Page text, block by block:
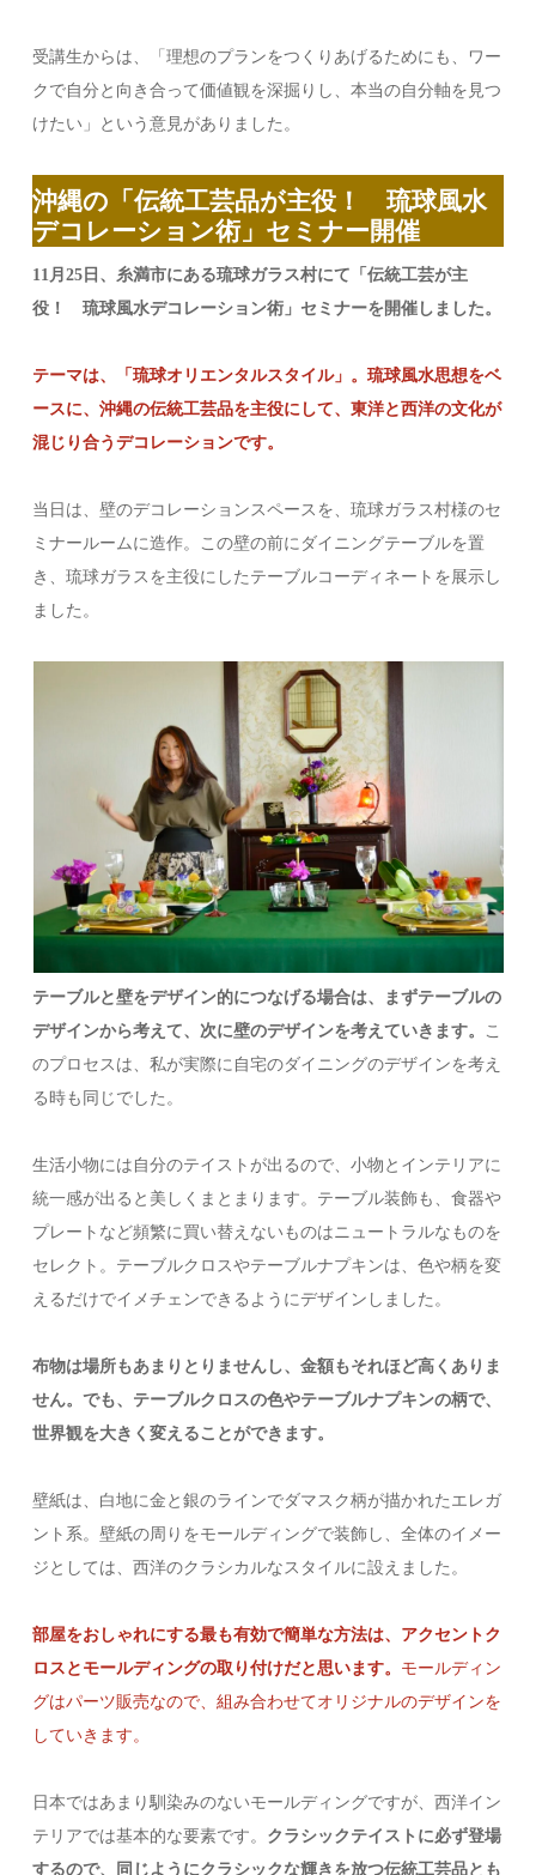
受講生からは、「理想のプランをつくりあげるためにも、ワー
クで自分と向き合って価値観を深掘りし、本当の自分軸を見つ
けたい」という意見がありました。
沖縄の「伝統工芸品が主役！ 琉球風水
デコレーション術」セミナー開催
11月25日、糸満市にある琉球ガラス村にて「伝統工芸が主
役！ 琉球風水デコレーション術」セミナーを開催しました。
テーマは、「琉球オリエンタルスタイル」。琉球風水思想をベ
ースに、沖縄の伝統工芸品を主役にして、東洋と西洋の文化が
混じり合うデコレーションです。
当日は、壁のデコレーションスペースを、琉球ガラス村様のセ
ミナールームに造作。この壁の前にダイニングテーブルを置
き、琉球ガラスを主役にしたテーブルコーディネートを展示し
ました。
テーブルと壁をデザイン的につなげる場合は、まずテーブルの
デザインから考えて、次に壁のデザインを考えていきます。
こ
のプロセスは、私が実際に自宅のダイニングのデザインを考え
る時も同じでした。
生活小物には自分のテイストが出るので、小物とインテリアに
統一感が出ると美しくまとまります。テーブル装飾も、食器や
プレートなど頻繁に買い替えないものはニュートラルなものを
セレクト。テーブルクロスやテーブルナプキンは、色や柄を変
えるだけでイメチェンできるようにデザインしました。
布物は場所もあまりとりませんし、金額もそれほど高くありま
せん。でも、テーブルクロスの色やテーブルナプキンの柄で、
世界観を大きく変えることができます。
壁紙は、白地に金と銀のラインでダマスク柄が描かれたエレガ
ント系。壁紙の周りをモールディングで装飾し、全体のイメー
ジとしては、西洋のクラシカルなスタイルに設えました。
部屋をおしゃれにする最も有効で簡単な方法は、アクセントク
ロスとモールディングの取り付けだと思います。 モールディン
グはパーツ販売なので、組み合わせてオリジナルのデザインを
していきます。
日本ではあまり馴染みのないモールディングですが、西洋イン
テリアでは基本的な要素です。 クラシックテイストに必ず登場
するので、同じようにクラシックな輝きを放つ伝統工芸品とも